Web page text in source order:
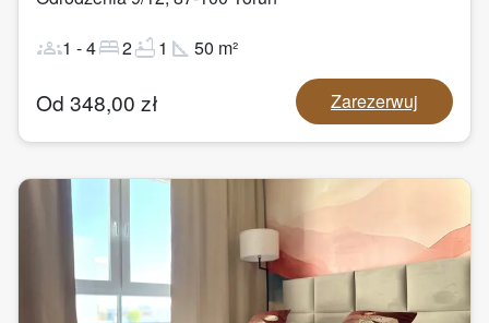
groups1 -4bed2bathtub1 square_foot 50 m²
Od 348,00 zł Zarezerwuj